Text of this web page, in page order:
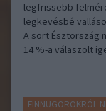
legfrissebb
legkevésbé
A sort Észtország
14 %-a válaszolt
FINNUGOROKRÓL